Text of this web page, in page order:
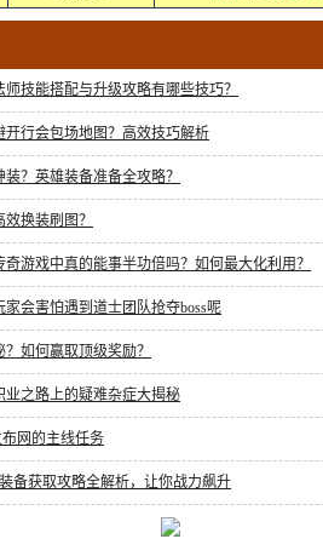
技能搭配与升级攻略有哪些技巧？
开行会包场地图？高效技巧解析
？英雄装备准备全攻略？
换装刷图？
游戏中真的能事半功倍吗？如何最大化利用？
会害怕遇到道士团队抢夺boss呢
如何赢取顶级奖励？
业之路上的疑难杂症大揭秘
网的主线任务
备获取攻略全解析，让你战力飙升